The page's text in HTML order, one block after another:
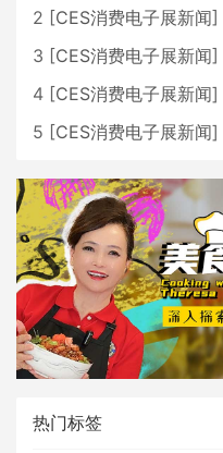
2 [CES消费电子展新闻]
3 [CES消费电子展新闻]
4 [CES消费电子展新闻]
5 [CES消费电子展新闻]
热门标签